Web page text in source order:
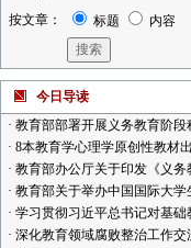
按文章：
标题 内容
今日导读
· 教育部部署开展义务教育阶段
· 8本教育学心理学原创性教材
· 教育部办公厅关于印发《义务
· 教育部关于举办中国国际大学
· 学习贯彻习近平总书记对基础
· 深化教育领域腐败整治工作交